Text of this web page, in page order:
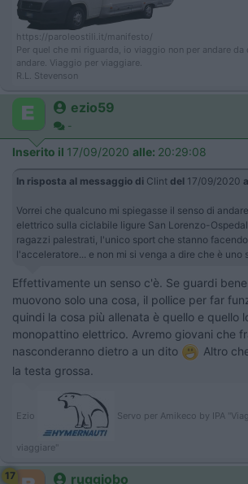
https://paroleostili.it/manifesto/
Per quel che mi riguarda, io viaggio non per andare da
andare. Viaggio per viaggiare.
R.L. Stevenson
ezio59
-
Inserito il 17/09/2020 alle: 20:29:08
In risposta al messaggio di Clint del 17/09/2020
Vorrei che qualcuno mi spiegasse il senso di
elettrico sulla ciclabile ligure San Lorenzo-
ragazzi palestrati, l'unico sport che stanno
l'acceleratore... e non mi si venga a dire che è uno
Effettivamente un senso c'è. Se guardi
muovono solo una cosa, il pollice per far
quindi la cosa più allenata è quello e quello
monopattino elettrico. Avremo giovani che
nasconderanno dietro a un dito
Altro
la testa grossa.
Ezio Servo per Amikeco by IPA
viaggiare"
17 ruggiobo